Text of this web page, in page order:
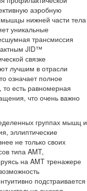
аэробную
мышцы нижней части тела
уникальные
трансмиссия
JID™
связке
лучшим в отрасли
означает полное
то есть равномерная
что очень важно
группах мышц и
эллиптические
не только своих
типа AMT,
на AMT тренажере
подстраивается